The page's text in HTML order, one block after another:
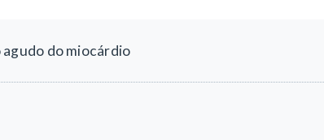
do miocárdio